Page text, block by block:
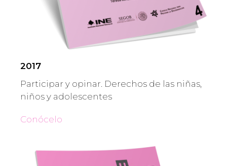
2017
Participar y opinar. Derechos de las niñas,
niños y adolescentes
Conócelo